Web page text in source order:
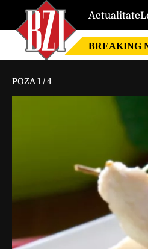
Actualitate
BREAKING
POZA 1 /4